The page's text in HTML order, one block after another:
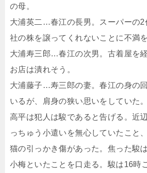
の母。
大浦英二…春江の長男。スーパーの2
社の株を譲ってくれないことに不満
大浦寿三郎…春江の次男。古着屋を
お店は潰れそう。
大浦藤子…寿三郎の妻。春江の身の
いるが、肩身の狭い思いをしていた。
高平は犯人は駿であると告げる。近
っちゅう小遣いを無心していたこと
猫の引っかき傷があった。焦った駿
小梅といたことを口走る。駿は16時